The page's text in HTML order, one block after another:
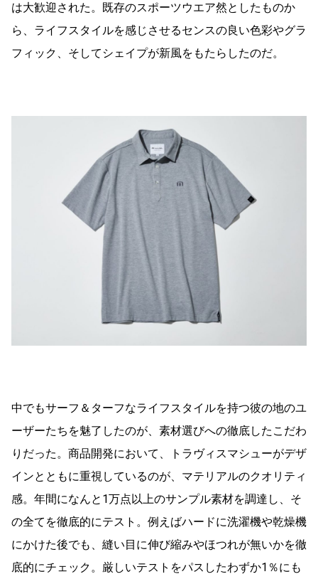
は大歓迎された。既存のスポーツウエア然としたものか
ら、ライフスタイルを感じさせるセンスの良い色彩やグラ
フィック、そしてシェイプが新風をもたらしたのだ。
中でもサーフ＆ターフなライフスタイルを持つ彼の地のユ
ーザーたちを魅了したのが、素材選びへの徹底したこだわ
りだった。商品開発において、トラヴィスマシューがデザ
インとともに重視しているのが、マテリアルのクオリティ
感。年間になんと1万点以上のサンプル素材を調達し、そ
の全てを徹底的にテスト。例えばハードに洗濯機や乾燥機
にかけた後でも、縫い目に伸び縮みやほつれが無いかを徹
底的にチェック。厳しいテストをパスしたわずか1％にも